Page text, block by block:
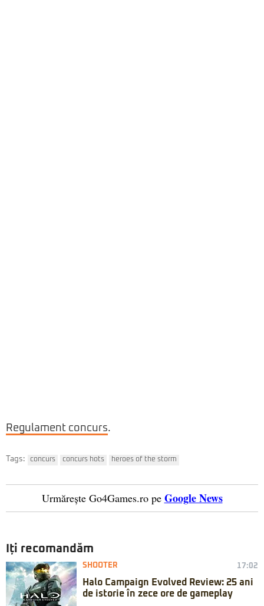
Regulament concurs.
Tags: concurs concurs hots heroes of the storm
Urmărește Go4Games.ro pe Google News
Iți recomandăm
SHOOTER 17:02
Halo Campaign Evolved Review: 25 ani
de istorie în zece ore de gameplay